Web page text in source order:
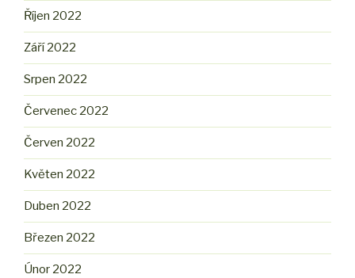
Říjen 2022
Září 2022
Srpen 2022
Červenec 2022
Červen 2022
Květen 2022
Duben 2022
Březen 2022
Únor 2022